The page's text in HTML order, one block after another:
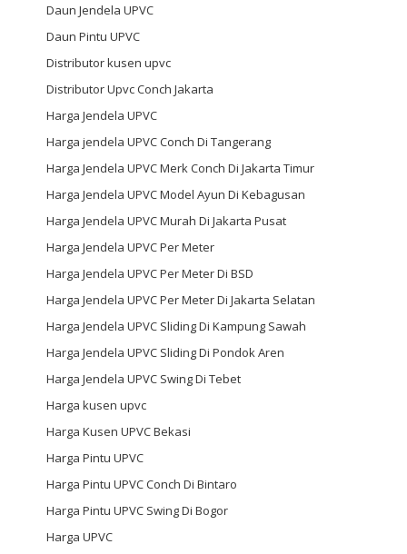
Daun Jendela UPVC
Daun Pintu UPVC
Distributor kusen upvc
Distributor Upvc Conch Jakarta
Harga Jendela UPVC
Harga jendela UPVC Conch Di Tangerang
Harga Jendela UPVC Merk Conch Di Jakarta Timur
Harga Jendela UPVC Model Ayun Di Kebagusan
Harga Jendela UPVC Murah Di Jakarta Pusat
Harga Jendela UPVC Per Meter
Harga Jendela UPVC Per Meter Di BSD
Harga Jendela UPVC Per Meter Di Jakarta Selatan
Harga Jendela UPVC Sliding Di Kampung Sawah
Harga Jendela UPVC Sliding Di Pondok Aren
Harga Jendela UPVC Swing Di Tebet
Harga kusen upvc
Harga Kusen UPVC Bekasi
Harga Pintu UPVC
Harga Pintu UPVC Conch Di Bintaro
Harga Pintu UPVC Swing Di Bogor
Harga UPVC